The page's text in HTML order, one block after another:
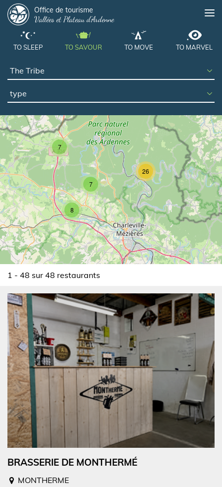
to
content
Office de tourisme
Vallées et Plateau d'Ardenne
TO SLEEP TO SAVOUR TO MOVE TO MARVEL
type
1 - 48 sur 48 restaurants
BRASSERIE DE MONTHERMÉ
MONTHERME
8
7
7
26
Panneau de gestion des cookies